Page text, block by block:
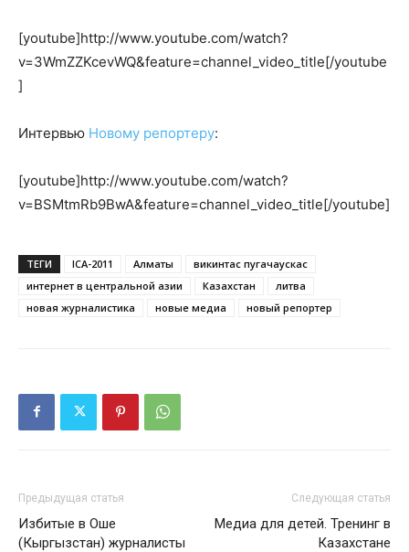
[youtube]http://www.youtube.com/watch?
v=3WmZZKcevWQ&feature=channel_video_title[/youtube
]
Интервью Новому репортеру:
[youtube]http://www.youtube.com/watch?
v=BSMtmRb9BwA&feature=channel_video_title[/youtube]
ТЕГИ ICA-2011 Алматы
викинтас пугачаускас
интернет в центральной азии
Казахстан
литва
новая журналистика
новые медиа новый репортер
Предыдущая статья
Избитые в Оше
(Кыргызстан) журналисты
Следующая статья
Медиа для детей. Тренинг в
Казахстане